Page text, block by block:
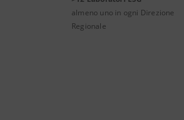
almeno uno in ogni Direzione
Regionale